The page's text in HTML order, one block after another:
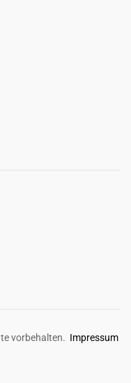
vorbehalten. Impressum